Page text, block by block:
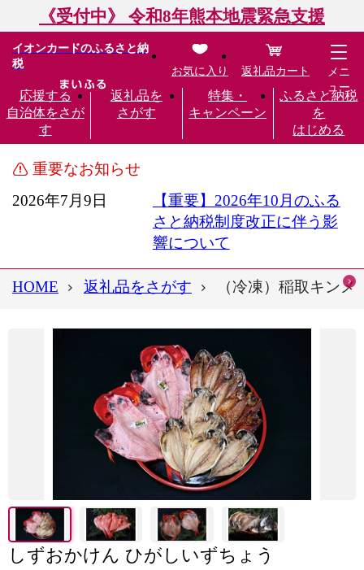
《受付中》 令和8年熊本地震緊急支援
イオンカードのふるさと納
税
応援する
自治体をさが
す
返礼品を
さがす
特集・
キャンペーン
ふるさと納税
を
はじめる
お気に入り 返礼品カート
メニ
ュー
重要なお知らせ
2026年7月9日
【重要】2026年10月のふる
さと納税制度改正に伴う影
響について
HOME 返礼品をさがす （冷凍）稲取キ
しずおかけん ひがしいずちょう